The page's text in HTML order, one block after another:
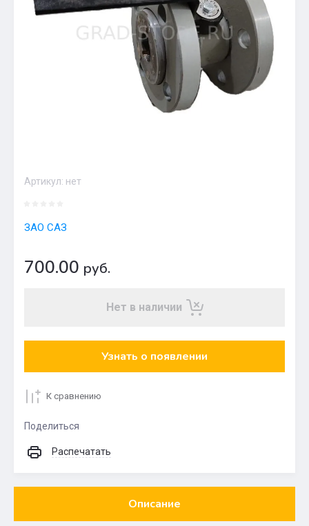
Артикул: нет
ЗАО САЗ
700.00 руб.
Нет в наличии
Узнать о появлении
К сравнению
Поделиться
Распечатать
Описание